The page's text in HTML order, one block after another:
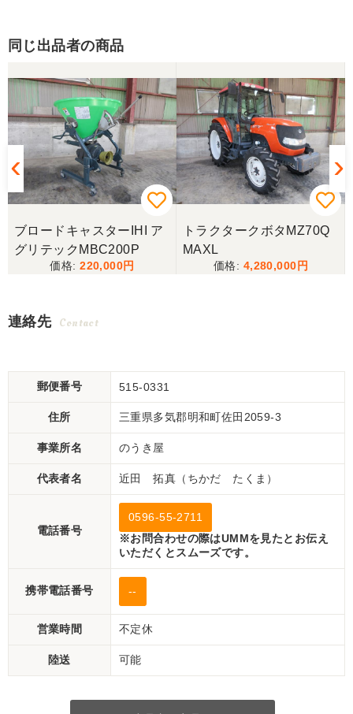
同じ出品者の商品
ブロードキャスターIHI ア
グリテックMBC200P
220,000
トラクタークボタMZ70Q
MAXL
4,280,000
連絡先 Contact
郵便番号 515-0331
住所 三重県多気郡明和町佐田2059-3
事業所名 のうき屋
代表者名 近田 拓真（ちかだ たくま）
電話番号
0596-55-2711
※お問合わせの際はUMMを見たとお伝え
いただくとスムーズです。
携帯電話番号 --
営業時間 不定休
陸送 可能